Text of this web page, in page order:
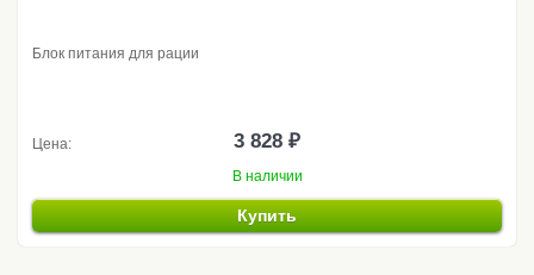
Блок питания для рации
Цена: 3 828 ₽
В наличии
Купить